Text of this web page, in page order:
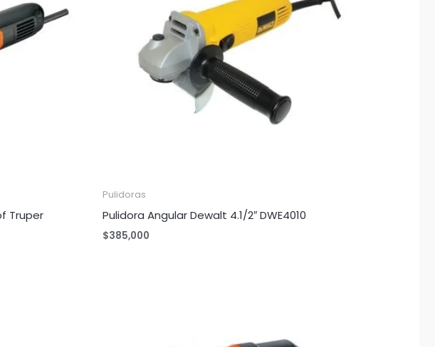
Truper
Pulidoras
Pulidora Angular Dewalt 4.1/2″ DWE4010
$385,000